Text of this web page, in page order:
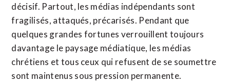
décisif. Partout, les médias indépendants sont
fragilisés, attaqués, précarisés. Pendant que
quelques grandes fortunes verrouillent toujours
davantage le paysage médiatique, les médias
chrétiens et tous ceux qui refusent de se soumettre
sont maintenus sous pression permanente.